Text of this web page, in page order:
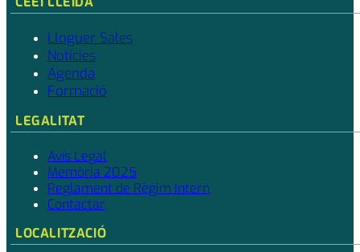
Lloguer Sales
Notícies
Agenda
Formació
LEGALITAT
Avís Legal
Memòria 2025
Reglament de Règim Intern
Contactar
LOCALITZACIÓ